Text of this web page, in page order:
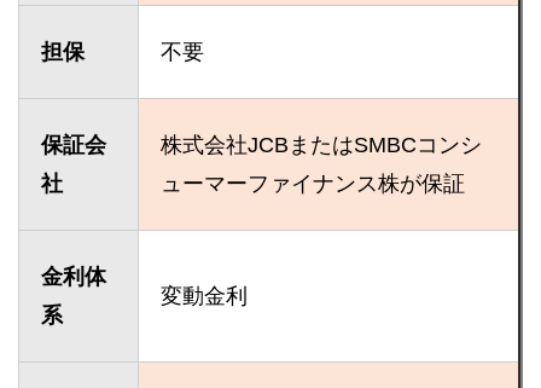
担保 不要
保証会
社
株式会社JCBまたはSMBCコンシ
ューマーファイナンス株が保証
金利体
系
変動金利